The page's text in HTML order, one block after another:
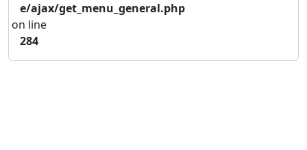
e/ajax/get_menu_general.php
on line
284